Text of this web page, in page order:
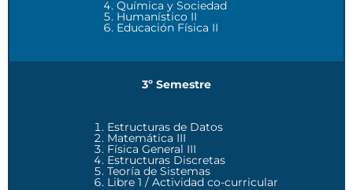
Química y Sociedad
Humanístico II
Educación Física II
3º Semestre
Estructuras de Datos
Matemática III
Física General III
Estructuras Discretas
Teoría de Sistemas
Libre 1 / Actividad co-curricular